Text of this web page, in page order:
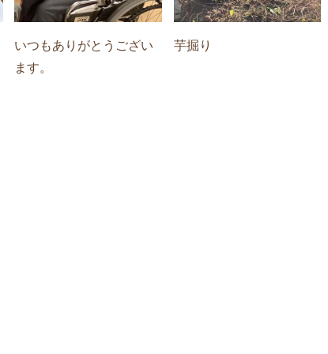
いつもありがとうござい
ます。
芋掘り